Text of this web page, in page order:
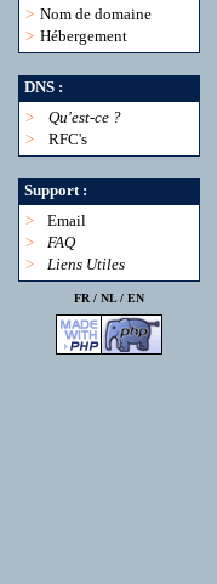
> Nom de domaine
> Hébergement
DNS :
>
Qu'est-ce ?
>
RFC's
Support :
>
Email
>
FAQ
>
Liens Utiles
FR / NL/ EN